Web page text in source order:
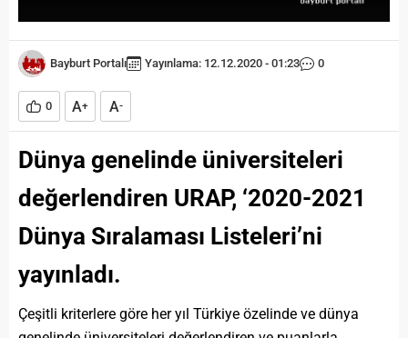
Bayburt Portalı Yayınlama: 12.12.2020 - 01:23 0
0 A+ A-
Dünya genelinde üniversiteleri
değerlendiren URAP, ‘2020-2021
Dünya Sıralaması Listeleri’ni
yayınladı.
Çeşitli kriterlere göre her yıl Türkiye özelinde ve dünya